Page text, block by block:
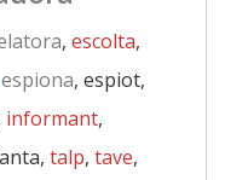
, escolta,
espiona, espiot,
informant,
talp, tave,